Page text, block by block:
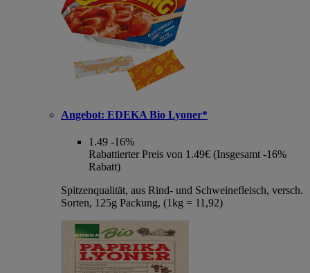
Angebot: EDEKA Bio Lyoner*
1.49 -16%
Rabattierter Preis von 1.49€ (Insgesamt -16%
Rabatt)
Spitzenqualität, aus Rind- und Schweinefleisch, versch.
Sorten, 125g Packung, (1kg = 11,92)